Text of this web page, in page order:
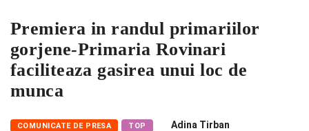
Premiera in randul primariilor
gorjene-Primaria Rovinari
faciliteaza gasirea unui loc de
munca
COMUNICATE DE PRESA TOP
Adina Tirban